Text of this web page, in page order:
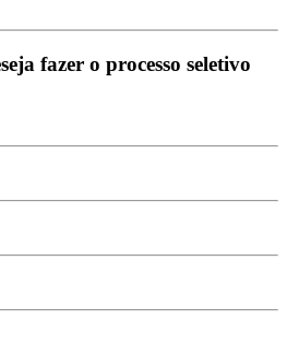
fazer o processo seletivo